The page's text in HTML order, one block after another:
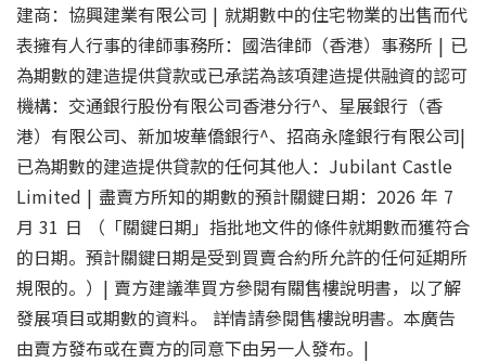
建商：協興建業有限公司 | 就期數中的住宅物業的出售而代
表擁有人行事的律師事務所：國浩律師（香港）事務所 | 已
為期數的建造提供貸款或已承諾為該項建造提供融資的認可
機構：交通銀行股份有限公司香港分行^、星展銀行（香
港）有限公司、新加坡華僑銀行^、招商永隆銀行有限公司|
已為期數的建造提供貸款的任何其他人：Jubilant Castle
Limited | 盡賣方所知的期數的預計關鍵日期：2026 年 7
月 31 日 （「關鍵日期」指批地文件的條件就期數而獲符合
的日期。預計關鍵日期是受到買賣合約所允許的任何延期所
規限的。）| 賣方建議準買方參閱有關售樓說明書，以了解
發展項目或期數的資料。 詳情請參閱售樓說明書。本廣告
由賣方發布或在賣方的同意下由另一人發布。|